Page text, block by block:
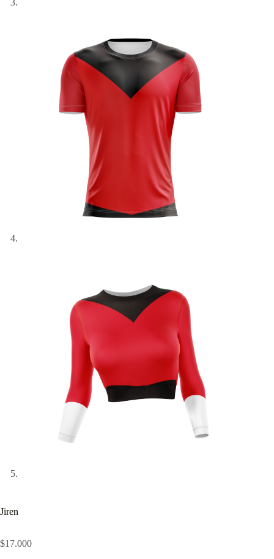
Jiren
$17.000